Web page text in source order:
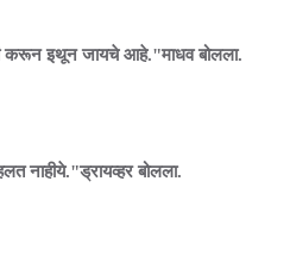
करून इथून जायचे आहे."माधव बोलला.
नाहीये."ड्रायव्हर बोलला.